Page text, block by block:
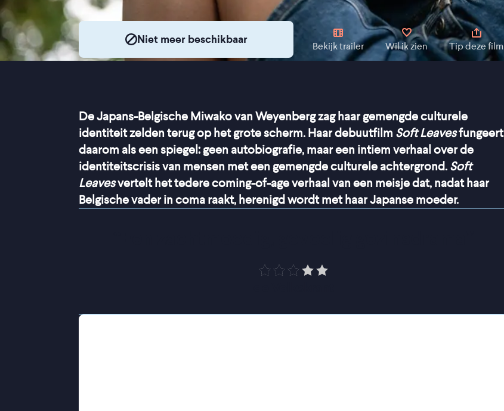
Niet meer beschikbaar
Bekijk trailer Wil ik zien Tip deze film
De Japans-Belgische Miwako van Weyenberg zag haar gemengde culturele
identiteit zelden terug op het grote scherm. Haar debuutfilm Soft Leavesfungeert
daarom als een spiegel: geen autobiografie, maar een intiem verhaal over de
identiteitscrisis van mensen met een gemengde culturele achtergrond. Soft
Leavesvertelt het tedere coming-of-age verhaal van een meisje dat, nadat haar
Belgische vader in coma raakt, herenigd wordt met haar Japanse moeder.
De ouders van de elfjarige Yuna gingen uit elkaar toen ze nog klein was. Haar